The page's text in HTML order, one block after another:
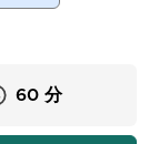
60 分